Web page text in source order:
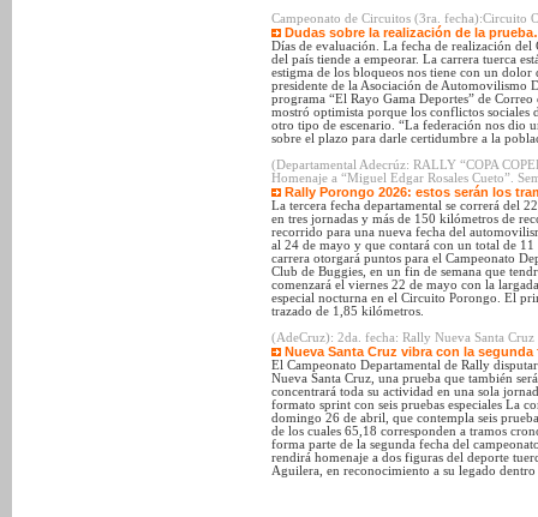
Campeonato de Circuitos (3ra. fecha):Circuito
Dudas sobre la realización de la
Días de evaluación. La fecha de realización
del país tiende a empeorar. La carrera tuerca
estigma de los bloqueos nos tiene con un
presidente de la Asociación de Automovilismo
programa “El Rayo Gama Deportes” de
mostró optimista porque los conflictos sociales
otro tipo de escenario. “La federación nos dio
sobre el plazo para darle certidumbre a la
(Departamental Adecrúz: RALLY “COPA
Homenaje a “Miguel Edgar Rosales Cueto”.
Rally Porongo 2026: estos serán los
La tercera fecha departamental se correrá del
en tres jornadas y más de 150 kilómetros de
recorrido para una nueva fecha del
al 24 de mayo y que contará con un total de 11
carrera otorgará puntos para el Campeonato
Club de Buggies, en un fin de semana que
comenzará el viernes 22 de mayo con la
especial nocturna en el Circuito Porongo. El
trazado de 1,85 kilómetros.
(AdeCruz): 2da. fecha: Rally Nueva Santa Cruz
Nueva Santa Cruz vibra con la
El Campeonato Departamental de Rally
Nueva Santa Cruz, una prueba que también
concentrará toda su actividad en una sola
formato sprint con seis pruebas especiales La
domingo 26 de abril, que contempla seis
de los cuales 65,18 corresponden a tramos
forma parte de la segunda fecha del
rendirá homenaje a dos figuras del deporte
Aguilera, en reconocimiento a su legado